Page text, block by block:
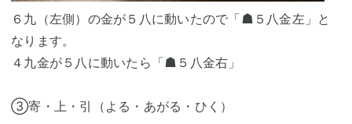
６九（左側）の金が５八に動いたので「☗５八金左」と
なります。
４九金が５八に動いたら「☗５八金右」
③寄・上・引（よる・あがる・ひく）